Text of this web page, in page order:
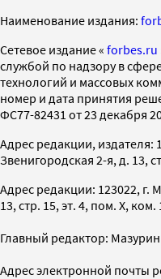
Наименование издания:
Cетевое издание « forbes.ru
службой по надзору в
технологий и массовых
номер и дата принятия
ФС77-82431 от 23 декабря
Адрес редакции, издателя:
Звенигородская 2-я, д. 13,
Адрес редакции: 123022, г.
13, стр. 15, эт. 4, пом. X, ком.
Главный редактор:
Адрес электронной почты